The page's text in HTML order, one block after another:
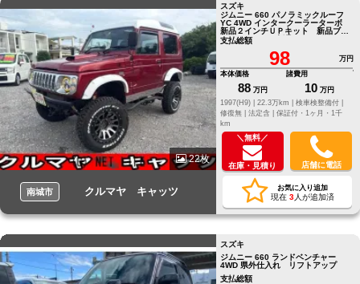
22枚
南城市 クルマヤ キャッツ
スズキ
ジムニー 660 パノラミックルーフ
YC 4WD インタークーラーターボ
新品２インチＵＰキット 新品ブリ
ッドセミバケ 新品１６インチタイ
ヤアルミセッ
支払総額
98
万円
本体価格
88 万円
諸費用
10 万円
1997(H9) |
22.3万km |
検車検整備付 |
修復無 | 法定含 | 保証付・1ヶ月・1千
km
＼無料／
在庫・見積り 店舗に電話
お気に入り追加
現在 3人が追加済
スズキ
ジムニー 660 ランドベンチャー
4WD 県外仕入れ リフトアップ
支払総額